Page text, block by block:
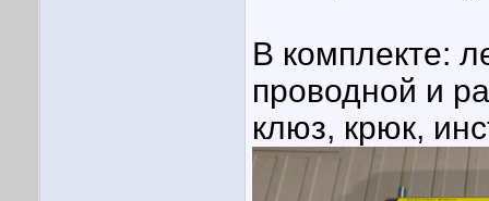
В комплекте:
проводной и
клюз, крюк,